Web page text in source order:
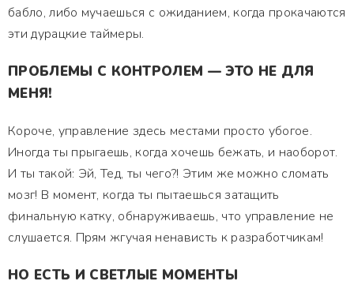
бабло, либо мучаешься с ожиданием, когда прокачаются
эти дурацкие таймеры.
ПРОБЛЕМЫ С КОНТРОЛЕМ — ЭТО НЕ ДЛЯ
МЕНЯ!
Короче, управление здесь местами просто убогое.
Иногда ты прыгаешь, когда хочешь бежать, и наоборот.
И ты такой: Эй, Тед, ты чего?! Этим же можно сломать
мозг! В момент, когда ты пытаешься затащить
финальную катку, обнаруживаешь, что управление не
слушается. Прям жгучая ненависть к разработчикам!
НО ЕСТЬ И СВЕТЛЫЕ МОМЕНТЫ